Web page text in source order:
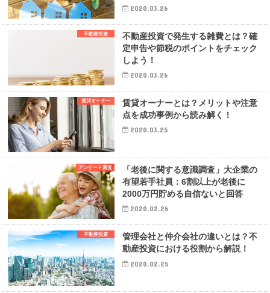
2020.03.26
不動産投資
不動産投資で発生する雑費とは？確
定申告や節税のポイントをチェック
しよう！
2020.03.26
賃貸オーナー
賃貸オーナーとは？メリットや注意
点を成功事例から読み解く！
2020.03.25
アンケート調査
「老後に関する意識調査」大企業の
有望若手社員：6割以上が老後に
2000万円貯める自信ないと回答
2020.02.26
不動産投資
管理会社と仲介会社の違いとは？不
動産投資における役割から解説！
2020.02.25